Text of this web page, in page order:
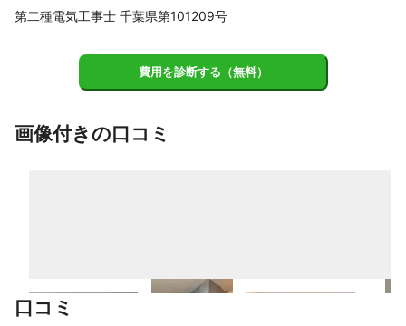
カー代理店で働いてきました。
コロナ禍でなかなか対面での仕事が難しいご時世ですが、住まい
り添えるサービスをご提供できればと考えております。
サービス(不動産関連)業界の大手企業から独立したばかりで、まだ
第二種冷媒フロン類取扱技術者
EV充電設備施工技士（国内外メーカー対応）
V2H施工ID（ニチコン）
第二種電気工事士 千葉県第101209号
費用を診断する（無料）
画像付きの口コミ
口コミ